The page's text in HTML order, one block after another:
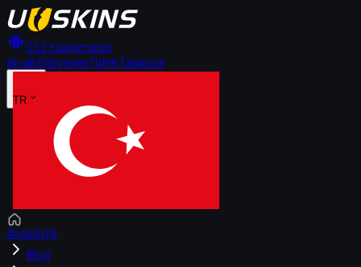
CS2 Kaplamaları
BıçakEldivenlerTüfekTabanca
TR
Anasayfa
Blog